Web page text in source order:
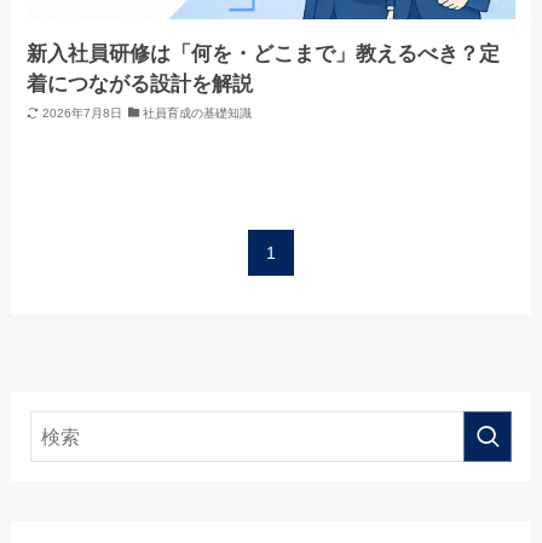
新入社員研修は「何を・どこまで」教えるべき？定
着につながる設計を解説
2026年7月8日 社員育成の基礎知識
1